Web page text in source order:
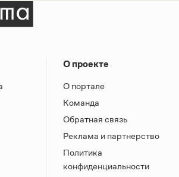
О проекте
О портале
Команда
Обратная связь
Реклама и партнерство
Политика
конфиденциальности